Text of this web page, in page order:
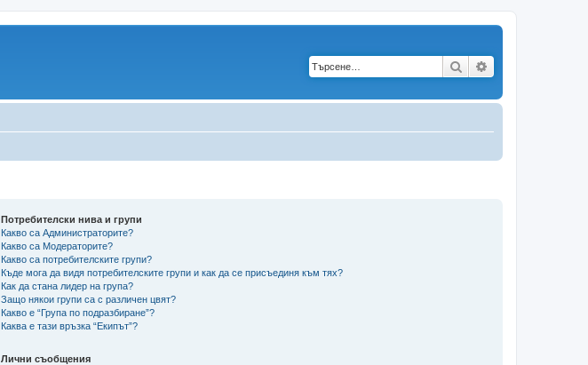
Търсене
Потребителски нива и групи
Какво са Администраторите?
Какво са Модераторите?
Какво са потребителските групи?
Къде мога да видя потребителските групи и как да се присъединя към тях?
Как да стана лидер на група?
Защо някои групи са с различен цвят?
Какво е “Група по подразбиране”?
Каква е тази връзка “Екипът”?
Лични съобщения